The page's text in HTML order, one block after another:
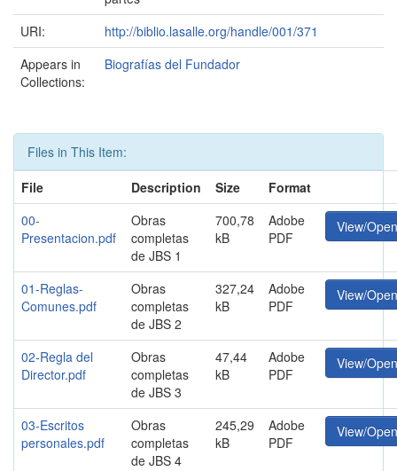
URI:
http://biblio.lasalle.org/handle/001/371
Appears in
Collections:
Biografías del Fundador
Files in This Item:
File
Description Size
Format
00-
Presentacion.pdf
Obras
completas
de JBS 1
700,78
kB
Adobe
PDF
View/Open
01-Reglas-
Comunes.pdf
Obras
completas
de JBS 2
327,24
kB
Adobe
PDF
View/Open
02-Regla del
Director.pdf
Obras
completas
de JBS 3
47,44
kB
Adobe
PDF
View/Open
03-Escritos
personales.pdf
Obras
completas
de JBS 4
245,29
kB
Adobe
PDF
View/Open